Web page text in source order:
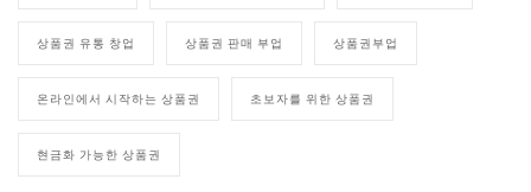
상품권 유통 창업 상품권 판매 부업 상품권부업
온라인에서 시작하는 상품권 초보자를 위한 상품권
현금화 가능한 상품권